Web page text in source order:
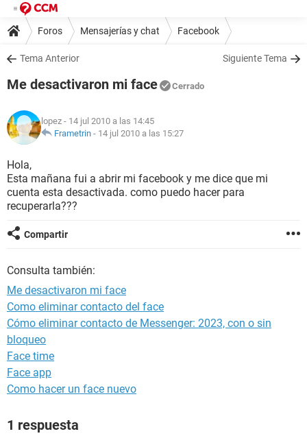
Foros Mensajerías y chat Facebook
Tema Anterior Siguiente Tema
Me desactivaron mi face Cerrado
lopez - 14 jul 2010 a las 14:45
Frametrin - 14 jul 2010 a las 15:27
Hola,
Esta mañana fui a abrir mi facebook y me dice que mi
cuenta esta desactivada. como puedo hacer para
recuperarla???
Compartir
Consulta también:
Me desactivaron mi face
Como eliminar contacto del face
Cómo eliminar contacto de Messenger: 2023, con o sin
bloqueo
Face time
Face app
Como hacer un face nuevo
1 respuesta